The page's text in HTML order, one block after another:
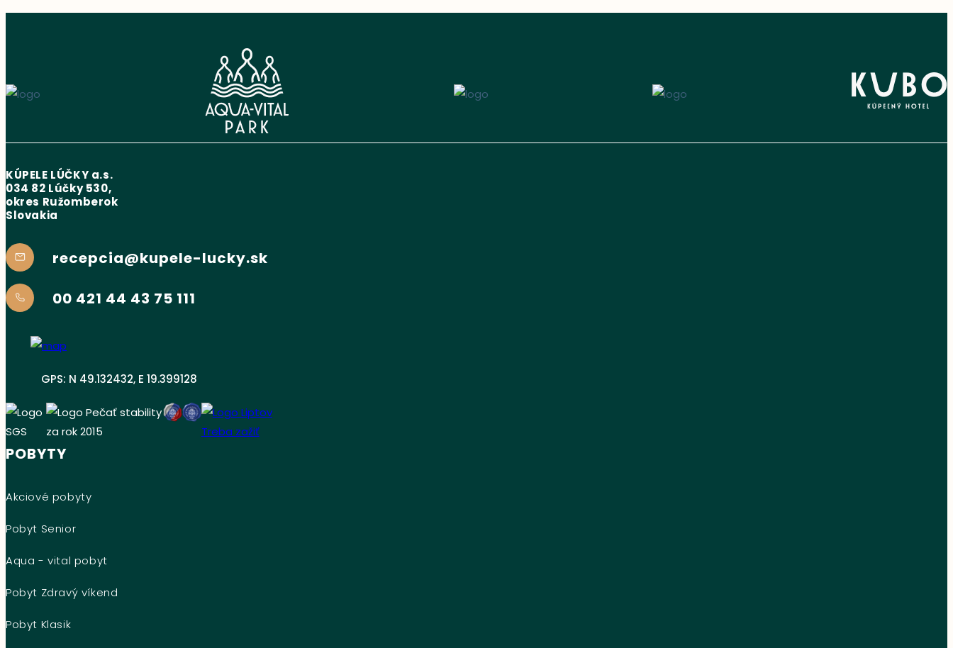
KÚPELE LÚČKY a.s.
034 82 Lúčky 530,
okres Ružomberok
Slovakia
recepcia@kupele-lucky.sk
00 421 44 43 75 111
GPS: N 49.132432, E 19.399128
POBYTY
Akciové pobyty
Pobyt Senior
Aqua - vital pobyt
Pobyt Zdravý víkend
Pobyt Klasik